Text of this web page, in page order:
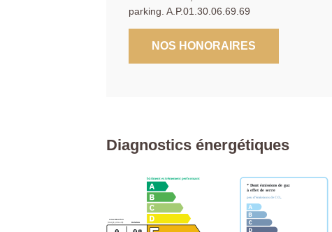
parking. A.P.01.30.06.69.69
NOS HONORAIRES
Diagnostics énergétiques